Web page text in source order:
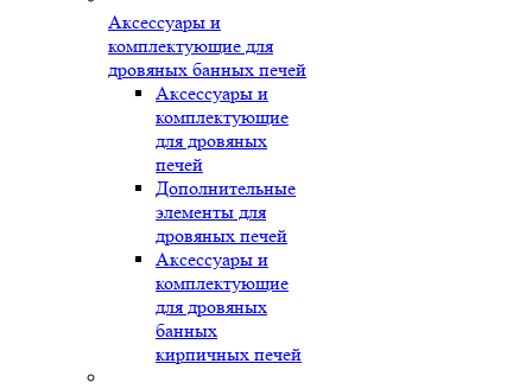
Аксессуары и
комплектующие для
дровяных банных печей
Аксессуары и
комплектующие
для дровяных
печей
Дополнительные
элементы для
дровяных печей
Аксессуары и
комплектующие
для дровяных
банных
кирпичных печей